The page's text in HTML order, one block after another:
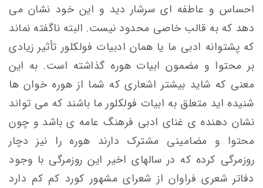
احساس و عاطفه ای سرشار دید و این خود نشان می
دهد که به قالب خاصی محدود نیست. البته ناگفته نماند
که پشتوانه ادبی ما یا همان ادبیات فولکلور تأثیر زیادی
بر محتوا و مضمون ابیات هوره گذاشته است. به این
معنی که شاید بیشتر اشعاری که شما از هوره خوان ها
شنیده اید متعلق به ابیات فولکلور ما باشند که می تواند
نشان دهنده ی غنای ادبی فرهنگ عامه ی باشد و چون
محتوا و مضامینی مشترک دارند هوره را نیز دچار
روزمرگی کرده که در سالهای اخیر این روزمرگی با وجود
دفاتر شعری فراوان از شعرای مشهور کورد کم کم دارد